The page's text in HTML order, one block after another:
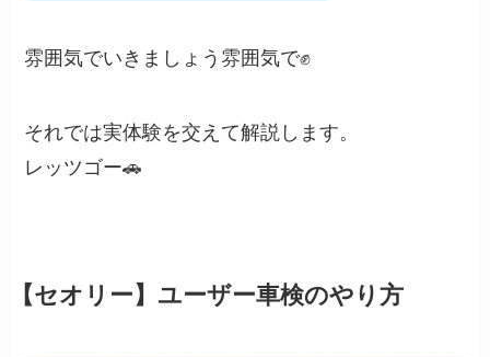
雰囲気でいきましょう雰囲気で✊
それでは実体験を交えて解説します。
レッツゴー🚗
【セオリー】ユーザー車検のやり方